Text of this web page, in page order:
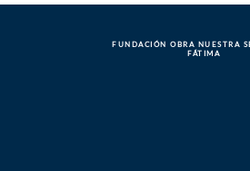
FUNDACIÓN OBRA NUESTRA
FÁTIMA